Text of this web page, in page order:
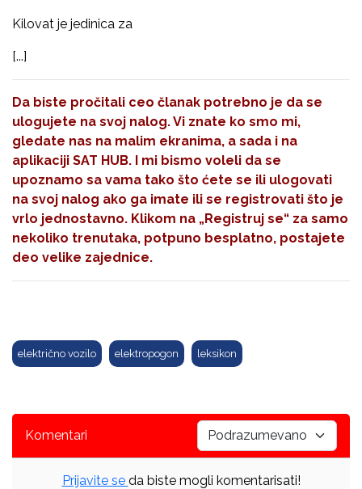
Kilovat je jedinica za
[...]
Da biste pročitali ceo članak potrebno je da se
ulogujete na svoj nalog. Vi znate ko smo mi,
gledate nas na malim ekranima, a sada i na
aplikaciji SAT HUB. I mi bismo voleli da se
upoznamo sa vama tako što ćete se ili ulogovati
na svoj nalog ako ga imate ili se registrovati što je
vrlo jednostavno. Klikom na „Registruj se“ za samo
nekoliko trenutaka, potpuno besplatno, postajete
deo velike zajednice.
električno vozilo elektropogon leksikon
Komentari
Prijavite se da biste mogli komentarisati!